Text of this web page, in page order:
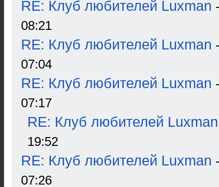
RE: Клуб любителей Luxman
08:21
RE: Клуб любителей Luxman
07:04
RE: Клуб любителей Luxman
07:17
RE: Клуб любителей Luxman
19:52
RE: Клуб любителей Luxman
07:26